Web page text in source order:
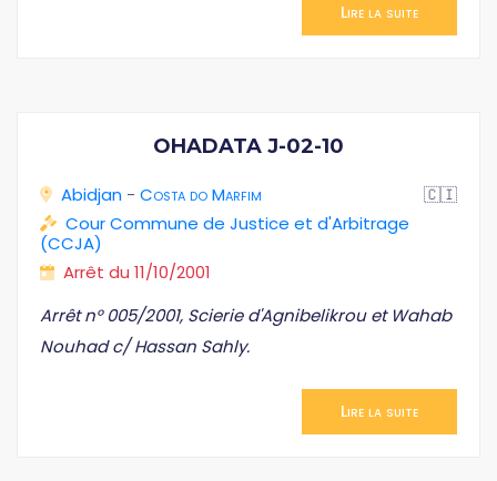
Lire la suite
OHADATA J-02-10
Abidjan - Costa do Marfim
🇨🇮
Cour Commune de Justice et d'Arbitrage
(CCJA)
Arrêt du 11/10/2001
Arrêt n° 005/2001, Scierie d'Agnibelikrou et Wahab
Nouhad c/ Hassan Sahly.
Lire la suite